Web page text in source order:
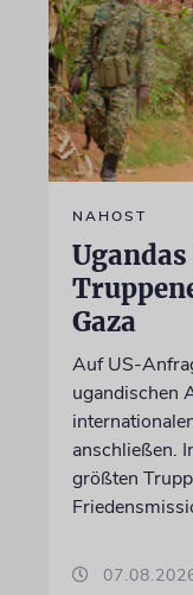
NAHOST
Gaza
Auf US-
ugandischen
anschließen.
größten